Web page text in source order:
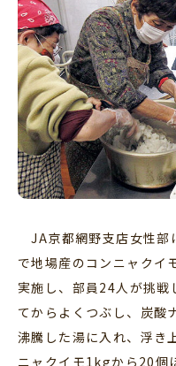
JA京都網野支店女性部
で地場産のコンニャクイ
実施し、部員24人が挑戦
てからよくつぶし、炭酸
沸騰した湯に入れ、浮き
ニャクイモ1kgから20個